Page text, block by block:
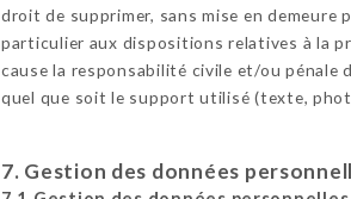
droit de supprimer, sans mise en
particulier aux dispositions relatives à la
cause la responsabilité civile et/ou pénale
quel que soit le support utilisé (texte,
7. Gestion des données